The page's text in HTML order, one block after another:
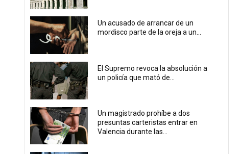
Un acusado de arrancar de un
mordisco parte de la oreja a un...
El Supremo revoca la absolución a
un policía que mató de...
Un magistrado prohíbe a dos
presuntas carteristas entrar en
Valencia durante las...